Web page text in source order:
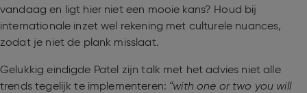
vandaag en ligt hier niet een mooie kans? Houd bij
internationale inzet wel rekening met culturele nuances,
zodat je niet de plank misslaat.
Gelukkig eindigde Patel zijn talk met het advies niet alle
trends tegelijk te implementeren: “with one or two you will